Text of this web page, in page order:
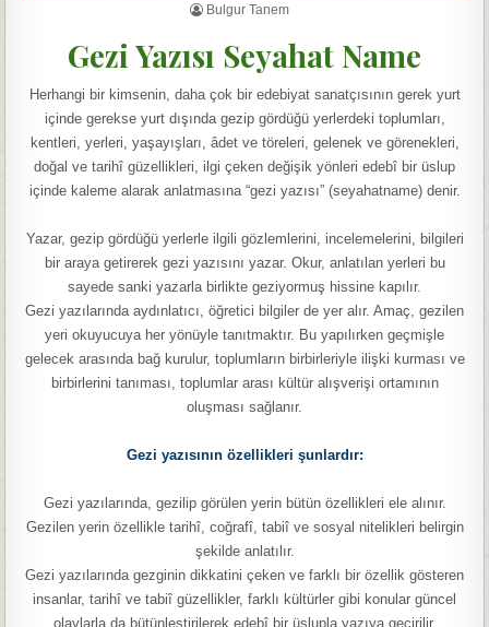
Bulgur Tanem
Gezi Yazısı Seyahat Name
Herhangi bir kimsenin, daha çok bir edebiyat sanatçısının gerek yurt
içinde gerekse yurt dışında gezip gördüğü yerlerdeki toplumları,
kentleri, yerleri, yaşayışları, âdet ve töreleri, gelenek ve görenekleri,
doğal ve tarihî güzellikleri, ilgi çeken değişik yönleri edebî bir üslup
içinde kaleme alarak anlatmasına “gezi yazısı” (seyahatname) denir.
Yazar, gezip gördüğü yerlerle ilgili gözlemlerini, incelemelerini, bilgileri
bir araya getirerek gezi yazısını yazar. Okur, anlatılan yerleri bu
sayede sanki yazarla birlikte geziyormuş hissine kapılır.
Gezi yazılarında aydınlatıcı, öğretici bilgiler de yer alır. Amaç, gezilen
yeri okuyucuya her yönüyle tanıtmaktır. Bu yapılırken geçmişle
gelecek arasında bağ kurulur, toplumların birbirleriyle ilişki kurması ve
birbirlerini tanıması, toplumlar arası kültür alışverişi ortamının
oluşması sağlanır.
Gezi yazısının özellikleri şunlardır:
Gezi yazılarında, gezilip görülen yerin bütün özellikleri ele alınır.
Gezilen yerin özellikle tarihî, coğrafî, tabiî ve sosyal nitelikleri belirgin
şekilde anlatılır.
Gezi yazılarında gezginin dikkatini çeken ve farklı bir özellik gösteren
insanlar, tarihî ve tabiî güzellikler, farklı kültürler gibi konular güncel
olaylarla da bütünleştirilerek edebî bir üslupla yazıya geçirilir.